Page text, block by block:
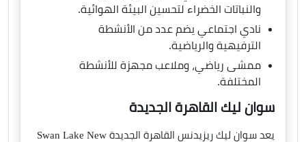
والنباتات الخضراء لتحسين البيئة الهوائية.
نادي اجتماعي يضم عدد من الأنشطة
الترفيهية والرياضية.
ممشى رياضي، وملاعب مجهزة للأنشطة
المختلفة.
سوان ليك القاهرة الجديدة
يعد سوان ليك ريزيدنس القاهرة الجديدة Swan Lake New